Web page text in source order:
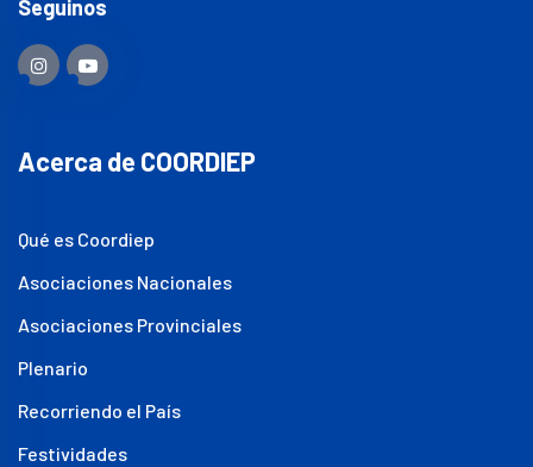
Seguinos
Acerca de COORDIEP
Qué es Coordiep
Asociaciones Nacionales
Asociaciones Provinciales
Plenario
Recorriendo el País
Festividades